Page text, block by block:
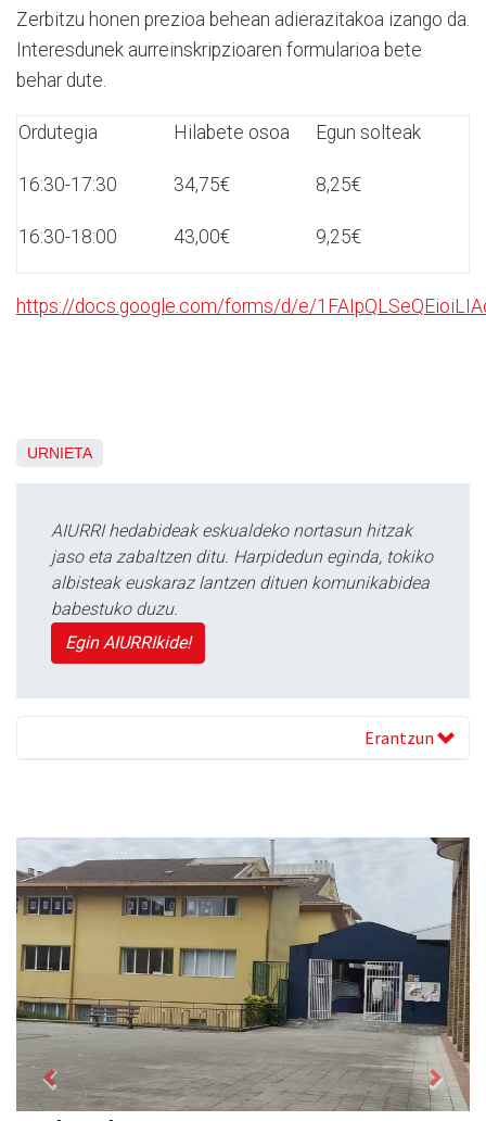
Zerbitzu honen prezioa behean adierazitakoa izango da.
Interesdunek aurreinskripzioaren formularioa bete
behar dute.
Ordutegia Hilabete osoa Egun solteak
16:30-17:30 34,75€ 8,25€
16:30-18:00 43,00€ 9,25€
https://docs.google.com/forms/d/e/
URNIETA
AIURRI hedabideak eskualdeko nortasun hitzak
jaso eta zabaltzen ditu. Harpidedun eginda, tokiko
albisteak euskaraz lantzen dituen komunikabidea
babestuko duzu.
Egin AIURRIkide!
Erantzun
Previous Next